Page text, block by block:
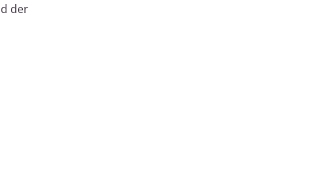
der